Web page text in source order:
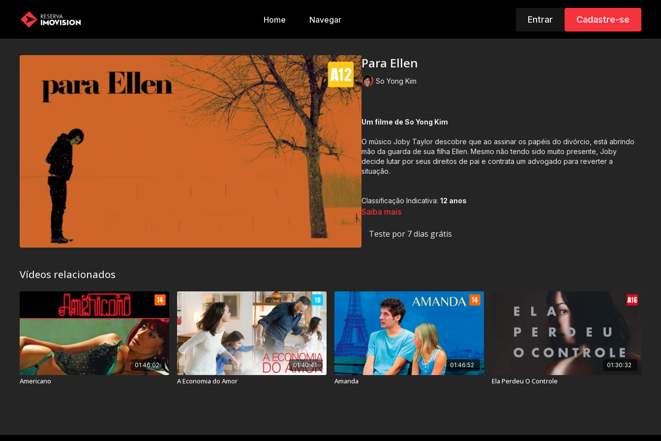
Home Navegar Entrar Cadastre-se
Para Ellen
So Yong Kim
Um filme de So Yong Kim
O músico Joby Taylor descobre que ao assinar os papéis do divórcio, está abrindo
mão da guarda de sua filha Ellen. Mesmo não tendo sido muito presente, Joby
decide lutar por seus direitos de pai e contrata um advogado para reverter a
situação.
Classificação Indicativa:12 anos
Ano de lançamento:2012
País: Estados Unidos
Saiba mais
Teste por 7 dias grátis
Vídeos relacionados
01:46:02
Americano
01:40:41
A Economia do Amor
01:46:52
Amanda
01:30:32
Ela Perdeu O Controle